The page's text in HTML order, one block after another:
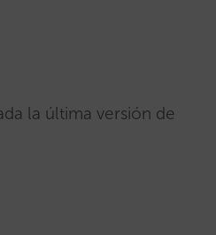
la última versión de